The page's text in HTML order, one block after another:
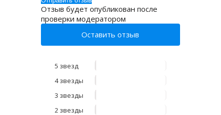
Отзыв будет опубликован после
проверки модератором
Оставить отзыв
5 звезд
4 звезды
3 звезды
2 звезды